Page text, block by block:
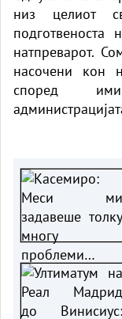
низ целиот
натпреварот.
насочени кон
според